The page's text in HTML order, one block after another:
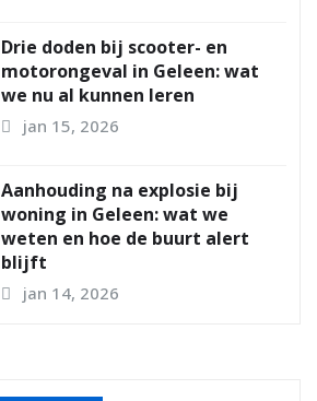
Drie doden bij scooter- en
motorongeval in Geleen: wat
we nu al kunnen leren
jan 15, 2026
Aanhouding na explosie bij
woning in Geleen: wat we
weten en hoe de buurt alert
blijft
jan 14, 2026